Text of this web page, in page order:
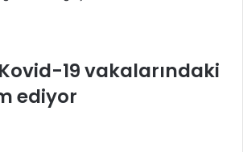
19 vakalarındaki
ediyor